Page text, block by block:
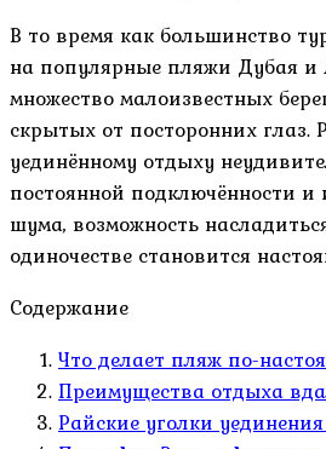
В то время как большинство
на популярные пляжи Дубая
множество малоизвестных
скрытых от посторонних глаз.
уединённому отдыху
постоянной подключённости
шума, возможность
одиночестве становится
Содержание
Что делает пляж по-
Преимущества отдыха
Райские уголки